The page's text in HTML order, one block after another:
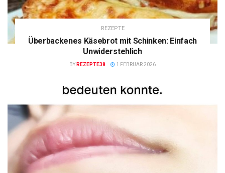
REZEPTE
Überbackenes Käsebrot mit Schinken: Einfach
Unwiderstehlich
BY REZEPTE38 1 FEBRUAR 2026